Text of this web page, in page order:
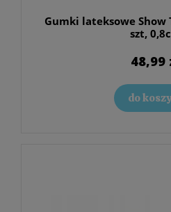
Gumki lateksowe Show
szt,
48,99
do